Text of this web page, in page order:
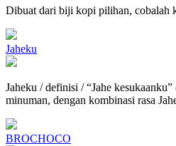
Dibuat dari biji kopi pilihan, cobalah
Jaheku
Jaheku / definisi / “Jahe
minuman, dengan kombinasi rasa
BROCHOCO